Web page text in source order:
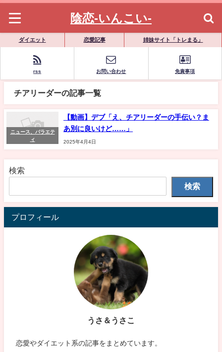
陰恋-いんこい-
ダイエット 恋愛記事 姉妹サイト「トレまる」
rss お問い合わせ 免責事項
チアリーダーの記事一覧
ニュース、バラエテ
ィ
【動画】デブ「え、チアリーダーの手伝い？ま
あ別に良いけど……」
2025年4月4日
検索
検索
プロフィール
うさ＆うさこ
恋愛やダイエット系の記事をまとめています。